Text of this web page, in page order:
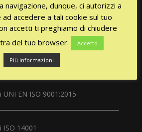
navigazione, dunque, ci autorizzi a
accedere a tali cookie sul tuo
accetti ti preghiamo di chiudere
del tuo browser.
Accetto
Più informazioni